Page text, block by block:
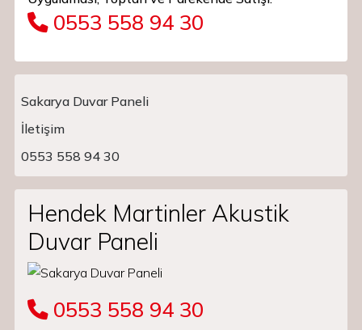
0553 558 94 30
Main Navigation
Sakarya Duvar Paneli
İletişim
0553 558 94 30
Hendek Martinler Akustik
Duvar Paneli
0553 558 94 30